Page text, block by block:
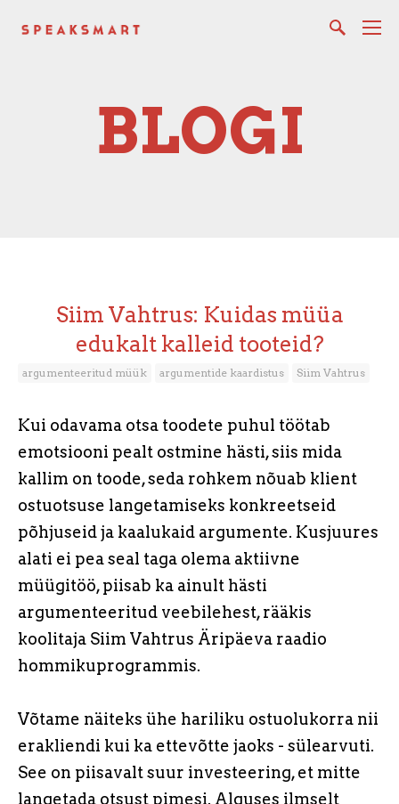
BLOGI
Siim Vahtrus: Kuidas müüa
edukalt kalleid tooteid?
argumenteeritud müük argumentide kaardistus Siim Vahtrus
Kui odavama otsa toodete puhul töötab
emotsiooni pealt ostmine hästi, siis mida
kallim on toode, seda rohkem nõuab klient
ostuotsuse langetamiseks konkreetseid
põhjuseid ja kaalukaid argumente. Kusjuures
alati ei pea seal taga olema aktiivne
müügitöö, piisab ka ainult hästi
argumenteeritud veebilehest, rääkis
koolitaja Siim Vahtrus Äripäeva raadio
hommikuprogrammis.
Võtame näiteks ühe hariliku ostuolukorra nii
erakliendi kui ka ettevõtte jaoks - sülearvuti.
See on piisavalt suur investeering, et mitte
langetada otsust pimesi. Alguses ilmselt